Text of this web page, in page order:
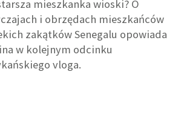
mieszkanka wioski? O
i obrzędach mieszkańców
zakątków Senegalu opowiada
w kolejnym odcinku
vloga.